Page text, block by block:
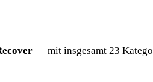
— mit insgesamt 23